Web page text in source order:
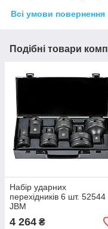
Всі умови повернення
Подібні товари
Набір ударних
перехідників 6 шт. 52544
JBM
4 264 ₴